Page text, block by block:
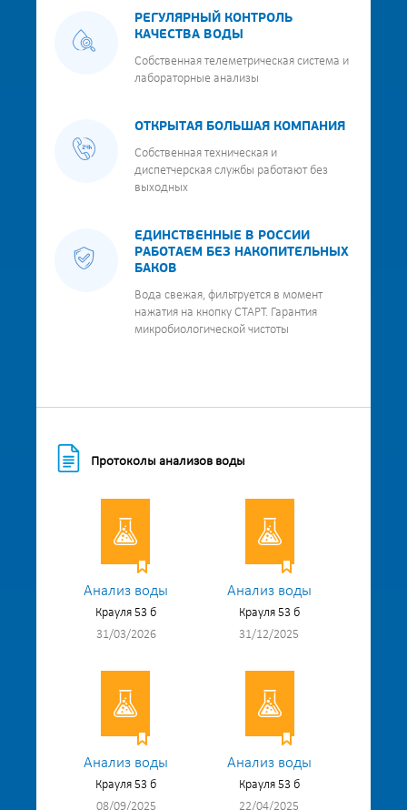
РЕГУЛЯРНЫЙ КОНТРОЛЬ
КАЧЕСТВА ВОДЫ
Собственная телеметрическая система и
лабораторные анализы
ОТКРЫТАЯ БОЛЬШАЯ КОМПАНИЯ
Собственная техническая и
диспетчерская службы работают без
выходных
ЕДИНСТВЕННЫЕ В РОССИИ
РАБОТАЕМ БЕЗ НАКОПИТЕЛЬНЫХ
БАКОВ
Вода свежая, фильтруется в момент
нажатия на кнопку СТАРТ. Гарантия
микробиологической чистоты
Протоколы анализов воды
Анализ воды
Крауля 53 б
31/03/2026
Анализ воды
Крауля 53 б
31/12/2025
Анализ воды
Крауля 53 б
08/09/2025
Анализ воды
Крауля 53 б
22/04/2025